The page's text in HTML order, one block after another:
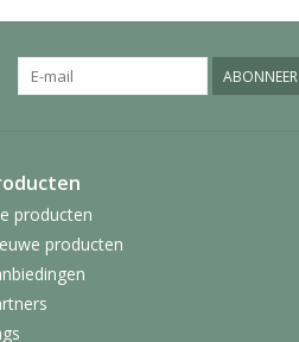
ABONNEER
producten
producten